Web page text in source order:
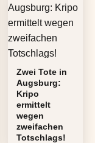
Zwei Tote in
Augsburg:
Kripo
ermittelt
wegen
zweifachen
Totschlags!